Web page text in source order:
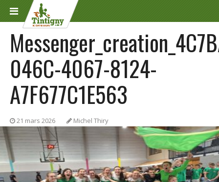
046C-4067-8124-
A7F677C1E563
21 mars 2026 Michel Thiry